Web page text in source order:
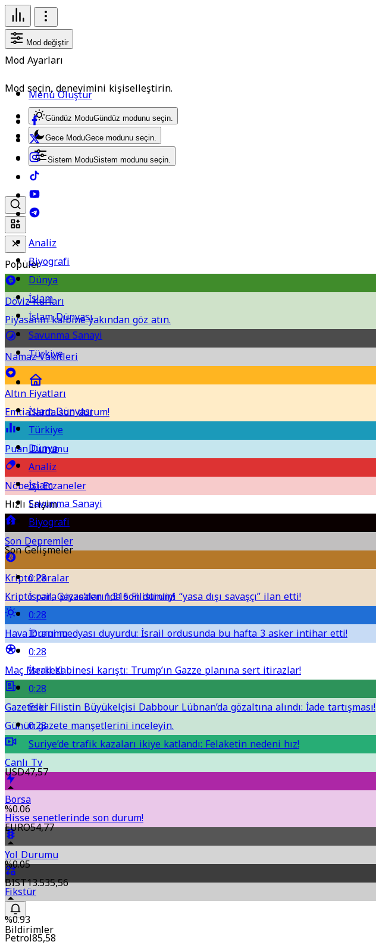
Mod değiştir
Mod Ayarları
Mod seçin, deneyimini kişiselleştirin.
Gündüz ModuGündüz modunu seçin.
Gece ModuGece modunu seçin.
Sistem ModuSistem modunu seçin.
Popüler
Döviz Kurları
Piyasanın kalbine yakından göz atın.
Namaz Vakitleri
Altın Fiyatları
Emtia'larda son durum!
Puan Durumu
Nöbetçi Eczaneler
Hızlı Erişim
Son Depremler
Kripto Paralar
Kripto para piyasalarında son durum!
Hava Durumu
Maç Merkezi
Gazeteler
Günün gazete manşetlerini inceleyin.
Canlı Tv
Borsa
Hisse senetlerinde son durum!
Yol Durumu
Fikstür
Bildirimler
Menü Oluştur
Analiz
Biyografi
Dünya
İslam
İslam Dünyası
Savunma Sanayi
Türkiye
İslam Dünyası
Türkiye
Dünya
Analiz
İslam
Savunma Sanayi
Biyografi
Son Gelişmeler
0:28
İsrail, Gazze’den 1,316 Filistinliyi “yasa dışı savaşçı” ilan etti!
0:28
İbrani medyası duyurdu: İsrail ordusunda bu hafta 3 asker intihar etti!
0:28
İsrail Kabinesi karıştı: Trump’ın Gazze planına sert itirazlar!
0:28
Eski Filistin Büyükelçisi Dabbour Lübnan’da gözaltına alındı: İade tartışması!
0:28
Suriye’de trafik kazaları ikiye katlandı: Felaketin nedeni hız!
USD47,57
%0.06
EURO54,77
%0.05
BIST13.535,56
%0.93
Petrol85,58